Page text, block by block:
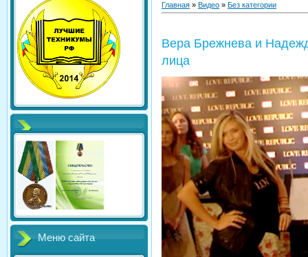
Меню сайта
Главная » Видео » Без категории
Вера Брежнева и
лица